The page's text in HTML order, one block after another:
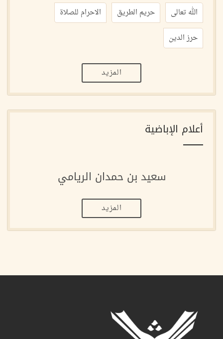
الله تعالى حريم الطريق
الاحرام للصلاة
حرز الدين
المزيد
أعلام الإباضية
سعيد بن حمدان الريامي
المزيد